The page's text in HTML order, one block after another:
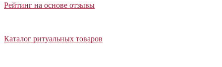
Рейтинг на основе отзывы
Каталог ритуальных товаров